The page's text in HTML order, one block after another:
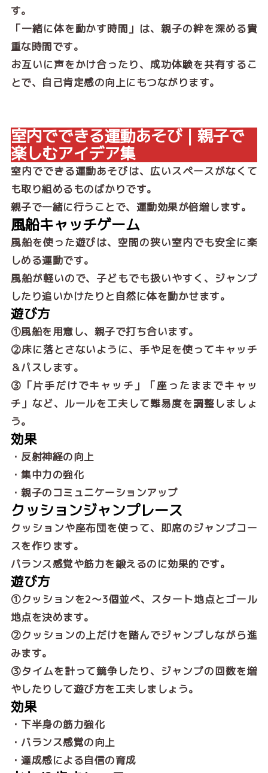
す。
「一緒に体を動かす時間」は、親子の絆を深める貴
重な時間です。
お互いに声をかけ合ったり、成功体験を共有するこ
とで、自己肯定感の向上にもつながります。
室内でできる運動あそび｜親子で
楽しむアイデア集
室内でできる運動あそびは、広いスペースがなくて
も取り組めるものばかりです。
親子で一緒に行うことで、運動効果が倍増します。
風船キャッチゲーム
風船を使った遊びは、空間の狭い室内でも安全に楽
しめる運動です。
風船が軽いので、子どもでも扱いやすく、ジャンプ
したり追いかけたりと自然に体を動かせます。
遊び方
①風船を用意し、親子で打ち合います。
②床に落とさないように、手や足を使ってキャッチ
＆パスします。
③「片手だけでキャッチ」「座ったままでキャッ
チ」など、ルールを工夫して難易度を調整しましょ
う。
効果
・反射神経の向上
・集中力の強化
・親子のコミュニケーションアップ
クッションジャンプレース
クッションや座布団を使って、即席のジャンプコー
スを作ります。
バランス感覚や筋力を鍛えるのに効果的です。
遊び方
①クッションを2〜3個並べ、スタート地点とゴール
地点を決めます。
②クッションの上だけを踏んでジャンプしながら進
みます。
③タイムを計って競争したり、ジャンプの回数を増
やしたりして遊び方を工夫しましょう。
効果
・下半身の筋力強化
・バランス感覚の向上
・達成感による自信の育成